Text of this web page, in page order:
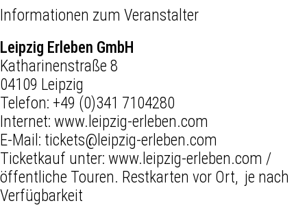
Informationen zum Veranstalter
Leipzig Erleben GmbH
Katharinenstraße 8
04109 Leipzig
Telefon: +49 (0)341 7104280
Internet: www.leipzig-erleben.com
E-Mail: tickets@leipzig-erleben.com
Ticketkauf unter: www.leipzig-erleben.com /
öffentliche Touren. Restkarten vor Ort, je nach
Verfügbarkeit